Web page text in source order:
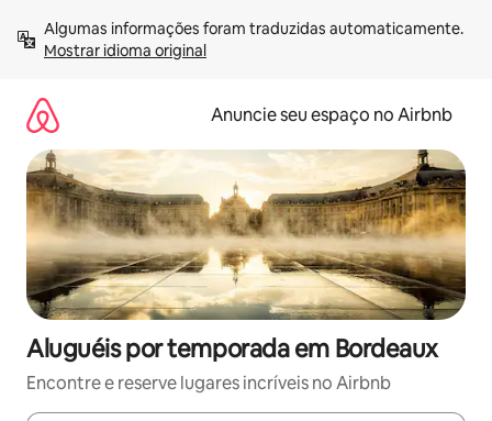
para
Mostrar idioma original
Anuncie seu espaço no Airbnb
Aluguéis por temporada em Bordeaux
Encontre e reserve lugares incríveis no Airbnb